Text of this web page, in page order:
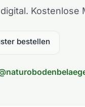
Kostenlose
bestellen